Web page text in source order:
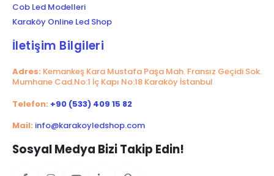
Cob Led Modelleri
Karaköy Online Led Shop
İletişim Bilgileri
Adres: Kemankeş Kara Mustafa Paşa Mah. Fransız Geçidi Sok.
Mumhane Cad.No:1 İç Kapı No:18 Karaköy İstanbul
Telefon: +90 (533) 409 15 82
Mail: info@karakoyledshop.com
Sosyal Medya Bizi Takip Edin!